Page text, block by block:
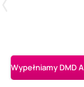
Wypełniamy DMD